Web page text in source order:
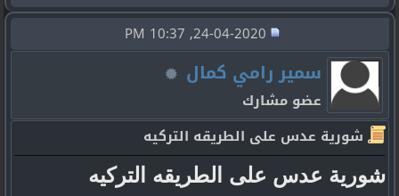
سمير رامي كمال
عضو مشارك
شورية عدس على الطريقه التركيه
شورية عدس على الطريقه التركيه